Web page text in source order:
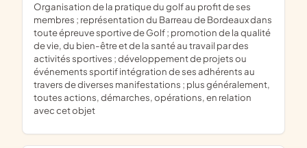
organisation de la pratique du golf au profit de ses
membres ; représentation du Barreau de Bordeaux dans
toute épreuve sportive de Golf ; promotion de la qualité
de vie, du bien-être et de la santé au travail par des
activités sportives ; développement de projets ou
événements sportif intégration de ses adhérents au
travers de diverses manifestations ; plus généralement,
toutes actions, démarches, opérations, en relation
avec cet objet